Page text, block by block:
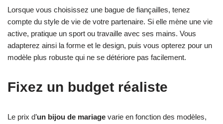
Lorsque vous choisissez une bague de fiançailles, tenez
compte du style de vie de votre partenaire. Si elle mène une vie
active, pratique un sport ou travaille avec ses mains. Vous
adapterez ainsi la forme et le design, puis vous opterez pour un
modèle plus robuste qui ne se détériore pas facilement.
Fixez un budget réaliste
Le prix d’un bijou de mariage varie en fonction des modèles,